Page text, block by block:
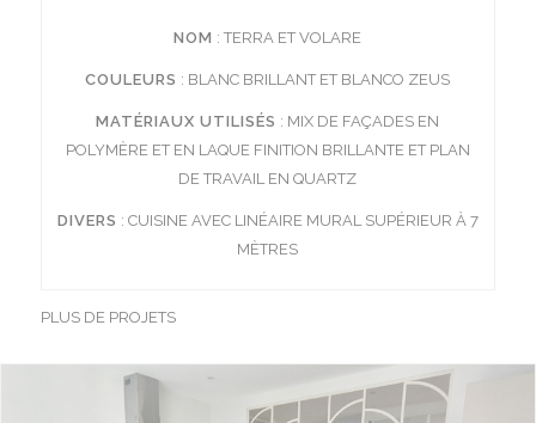
NOM : TERRA ET VOLARE
COULEURS : BLANC BRILLANT ET BLANCO ZEUS
MATÉRIAUX UTILISÉS : MIX DE FAÇADES EN
POLYMÈRE ET EN LAQUE FINITION BRILLANTE ET PLAN
DE TRAVAIL EN QUARTZ
DIVERS : CUISINE AVEC LINÉAIRE MURAL SUPÉRIEUR À 7
MÈTRES
PLUS DE PROJETS